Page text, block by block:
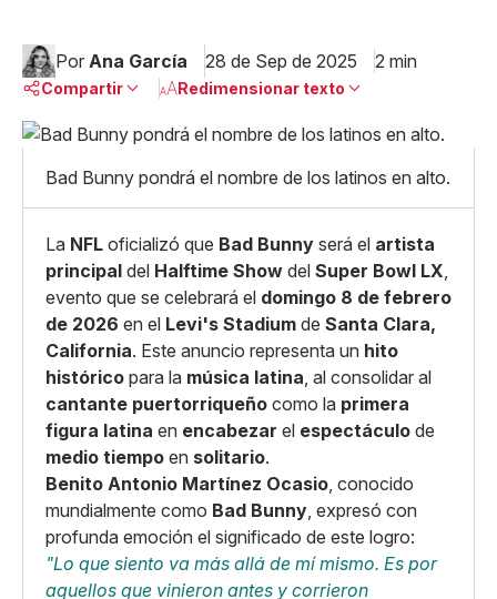
Por Ana García 28 de Sep de 2025 2 min
Compartir
Facebook
Copiar enlace
Redimensionar texto
Mediano
Grande
Bad Bunny pondrá el nombre de los latinos en alto.
La NFL oficializó que Bad Bunny será el artista
principal del Halftime Show del Super Bowl LX,
evento que se celebrará el domingo 8 de febrero
de 2026 en el Levi's Stadium de Santa Clara,
California. Este anuncio representa un hito
histórico para la música latina, al consolidar al
cantante puertorriqueño como la primera
figura latina en encabezar el espectáculo de
medio tiempo en solitario.
Benito Antonio Martínez Ocasio, conocido
mundialmente como Bad Bunny, expresó con
profunda emoción el significado de este logro:
"Lo que siento va más allá de mí mismo. Es por
aquellos que vinieron antes y corrieron